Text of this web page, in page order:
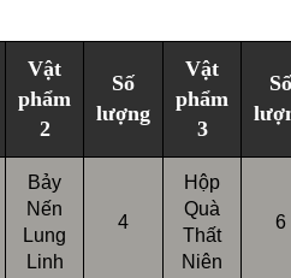
Vật
phẩm
2
Số
lượng
Vật
phẩm
3
Số
Bảy
Nến
Lung
Linh
4
Hộp
Quà
Thất
Niên
6